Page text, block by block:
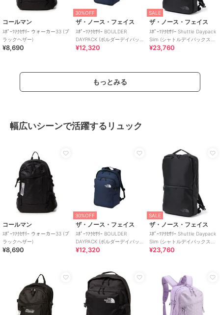
コールマン
ｽﾎﾟｰﾂｱｸｾｻﾘｰ ウォーカー33 (ブ
ラックヘザー)
¥8,690
30%OFF
ザ・ノース・フェイス
ｽﾎﾟｰﾂｱｸｾｻﾘｰ BOULDER
DAYPACK (ボルダーデイパッ
ク)
¥12,320
SALE
ザ・ノース・フェイス
ｽﾎﾟｰﾂｱｸｾｻﾘｰ Shuttle Daypack
Slim (シャトルデイパックスリ
ム)
¥23,760
もっとみる
幅広いシーンで活躍するリュック
コールマン
ｽﾎﾟｰﾂｱｸｾｻﾘｰ ウォーカー33 (ブ
ラックヘザー)
¥8,690
30%OFF
ザ・ノース・フェイス
ｽﾎﾟｰﾂｱｸｾｻﾘｰ BOULDER
DAYPACK (ボルダーデイパッ
ク)
¥12,320
SALE
ザ・ノース・フェイス
ｽﾎﾟｰﾂｱｸｾｻﾘｰ Shuttle Daypack
Slim (シャトルデイパックスリ
ム)
¥23,760